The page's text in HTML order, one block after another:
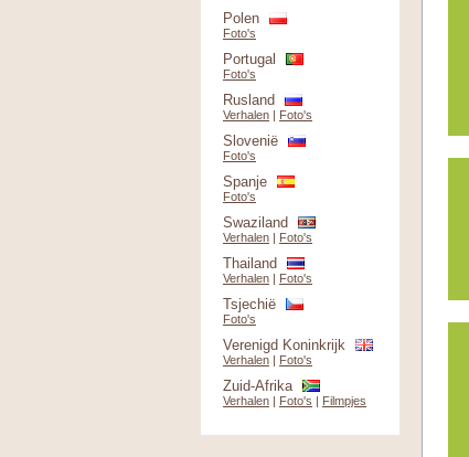
Polen
Foto's
Portugal
Foto's
Rusland
Verhalen | Foto's
Slovenië
Foto's
Spanje
Foto's
Swaziland
Verhalen | Foto's
Thailand
Verhalen | Foto's
Tsjechië
Foto's
Verenigd Koninkrijk
Verhalen | Foto's
Zuid-Afrika
Verhalen | Foto's | Filmpjes